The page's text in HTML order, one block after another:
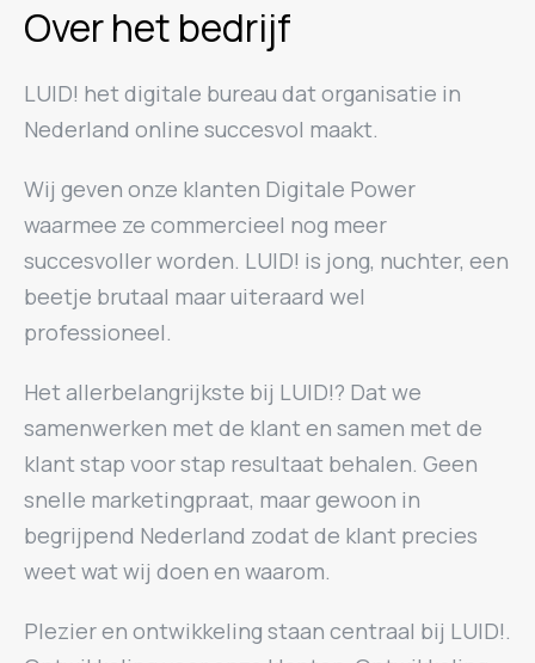
Over het bedrijf
LUID! het digitale bureau dat organisatie in
Nederland online succesvol maakt.
Wij geven onze klanten Digitale Power
waarmee ze commercieel nog meer
succesvoller worden. LUID! is jong, nuchter, een
beetje brutaal maar uiteraard wel
professioneel.
Het allerbelangrijkste bij LUID!? Dat we
samenwerken met de klant en samen met de
klant stap voor stap resultaat behalen. Geen
snelle marketingpraat, maar gewoon in
begrijpend Nederland zodat de klant precies
weet wat wij doen en waarom.
Plezier en ontwikkeling staan centraal bij LUID!.